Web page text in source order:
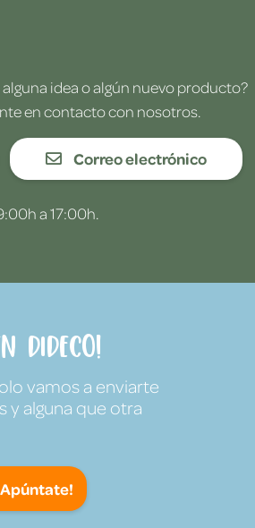
idea o algún nuevo producto?
en contacto con nosotros.
Correo electrónico
a 17:00h.
Dideco!
vamos a enviarte
y alguna que otra